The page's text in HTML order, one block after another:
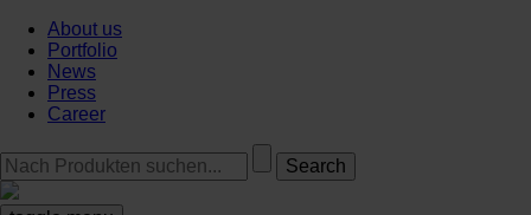
About us
Portfolio
News
Press
Career